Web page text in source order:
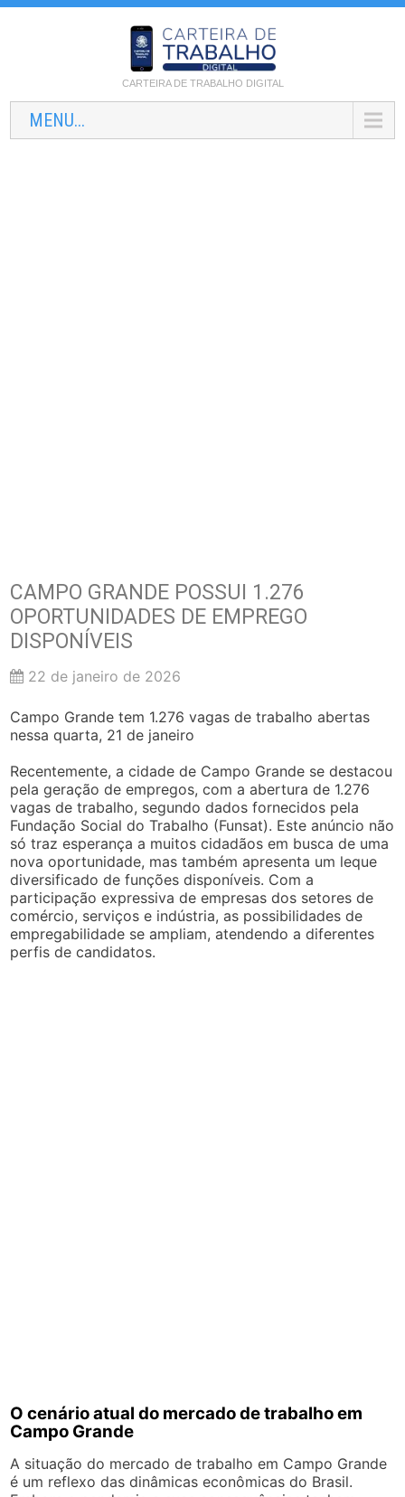
CARTEIRA DE TRABALHO DIGITAL
MENU...
CAMPO GRANDE POSSUI 1.276
OPORTUNIDADES DE EMPREGO
DISPONÍVEIS
22 de janeiro de 2026
Campo Grande tem 1.276 vagas de trabalho abertas
nessa quarta, 21 de janeiro
Recentemente, a cidade de Campo Grande se destacou
pela geração de empregos, com a abertura de 1.276
vagas de trabalho, segundo dados fornecidos pela
Fundação Social do Trabalho (Funsat). Este anúncio não
só traz esperança a muitos cidadãos em busca de uma
nova oportunidade, mas também apresenta um leque
diversificado de funções disponíveis. Com a
participação expressiva de empresas dos setores de
comércio, serviços e indústria, as possibilidades de
empregabilidade se ampliam, atendendo a diferentes
perfis de candidatos.
O cenário atual do mercado de trabalho em
Campo Grande
A situação do mercado de trabalho em Campo Grande
é um reflexo das dinâmicas econômicas do Brasil.